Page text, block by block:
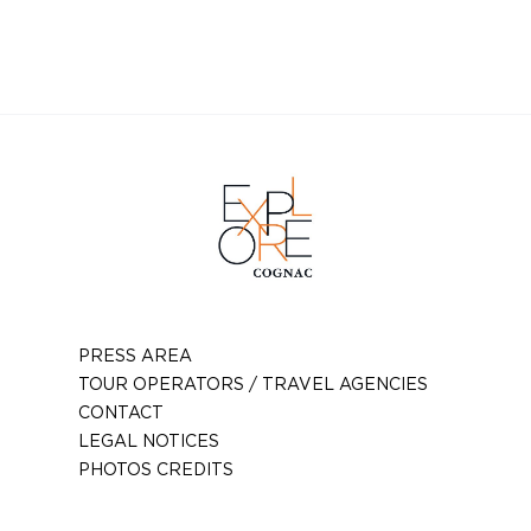
PRESS AREA
TOUR OPERATORS / TRAVEL AGENCIES
CONTACT
LEGAL NOTICES
PHOTOS CREDITS